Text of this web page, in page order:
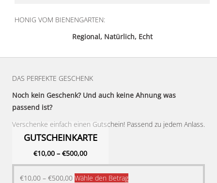
HONIG VOM BIENENGARTEN:
Regional, Natürlich, Echt
DAS PERFEKTE GESCHENK
Noch kein Geschenk? Und auch keine Ahnung was
passend ist?
Verschenke einfach einen Gutschein! Passend zu jedem Anlass.
GUTSCHEINKARTE
€10,00 – €500,00
€10,00 – €500,00 Wähle den BetragDieses